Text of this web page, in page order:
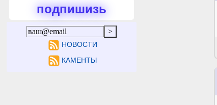
подпишизь
НОВОСТИ
КАМЕНТЫ